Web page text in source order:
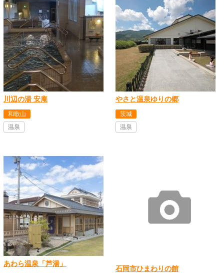
川辺の湯 安庵
和歌山
温泉
やさと温泉ゆりの郷
茨城
温泉
あわら温泉「芦湯」
石岡市ひまわりの館